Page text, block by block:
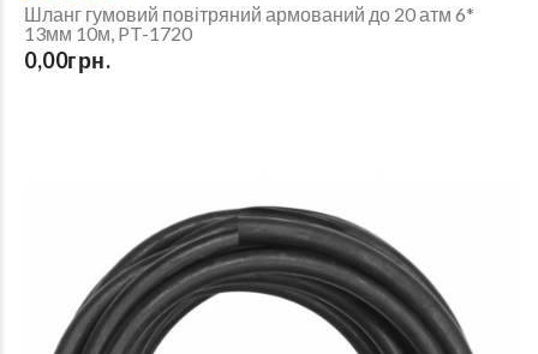
Шланг гумовий повітряний армований до 20 атм 6*
13мм 10м, PT-1720
0,00грн.